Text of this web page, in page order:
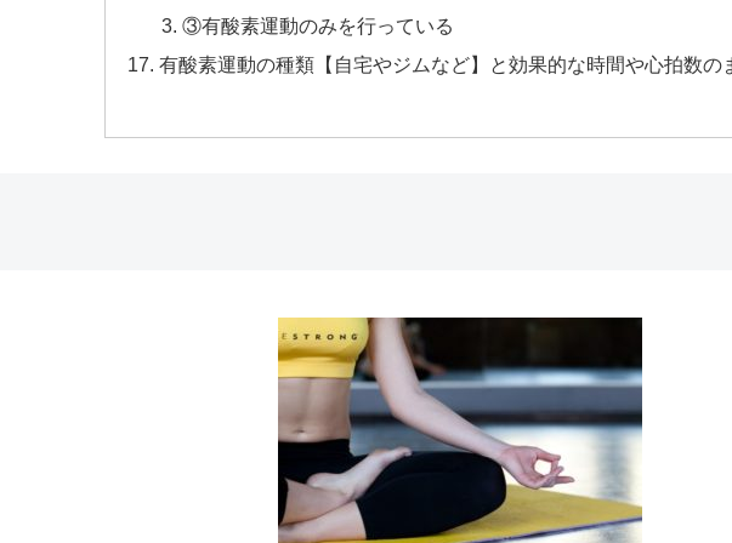
③有酸素運動のみを行っている
有酸素運動の種類【自宅やジムなど】と効果的な時間や心拍数の